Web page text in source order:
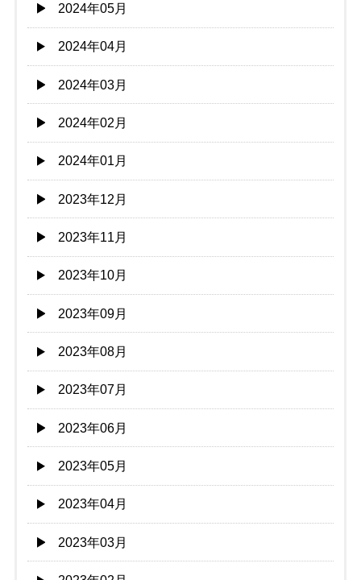
2024年05月
2024年04月
2024年03月
2024年02月
2024年01月
2023年12月
2023年11月
2023年10月
2023年09月
2023年08月
2023年07月
2023年06月
2023年05月
2023年04月
2023年03月